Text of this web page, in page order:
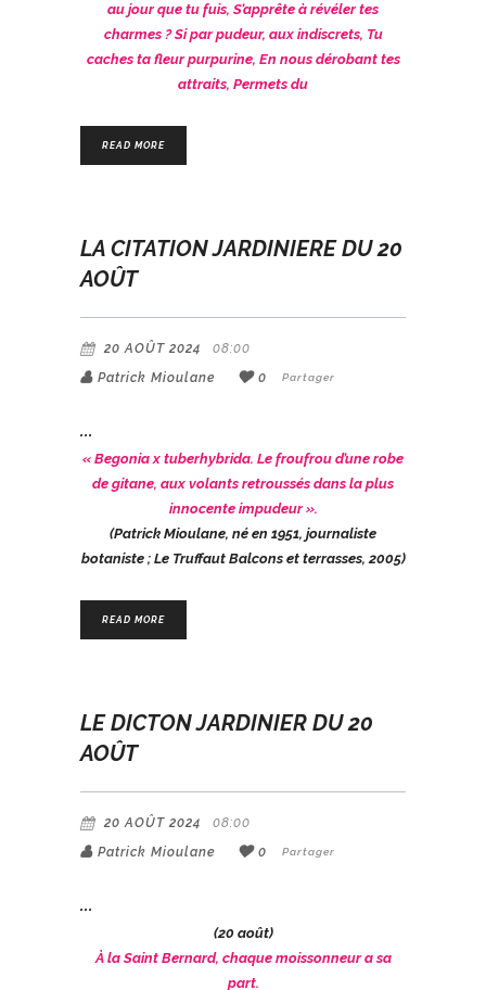
au jour que tu fuis, S’apprête à révéler tes
charmes ?Si par pudeur, aux indiscrets, Tu
caches ta fleur purpurine, En nous dérobant tes
attraits, Permets du
READ MORE
LA CITATION JARDINIERE DU 20
AOÛT
20 AOÛT 2024
08:00
Patrick Mioulane
0 Partager
« Begoniax tuberhybrida. Le froufrou d’une robe
de gitane, aux volants retroussés dans la plus
innocente impudeur ».
(Patrick Mioulane, né en 1951, journaliste
botaniste ; Le Truffaut Balcons et terrasses, 2005)
READ MORE
LE DICTON JARDINIER DU 20
AOÛT
20 AOÛT 2024
08:00
Patrick Mioulane
0 Partager
(20 août)
À la Saint Bernard, chaque moissonneur a sa
part.